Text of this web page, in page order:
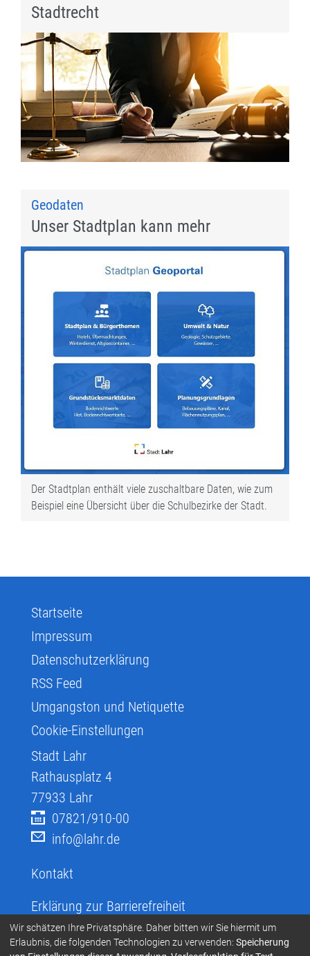
Stadtrecht
Geodaten
Unser Stadtplan kann mehr
Der Stadtplan enthält viele zuschaltbare Daten, wie zum
Beispiel eine Übersicht über die Schulbezirke der Stadt.
Startseite
Impressum
Datenschutzerklärung
RSS Feed
Umgangston und Netiquette
Cookie-Einstellungen
Stadt Lahr
Rathausplatz 4
77933 Lahr
07821/910-00
info@lahr.de
Kontakt
Erklärung zur Barrierefreiheit
Infos zur Barrierefreiheit
Wir schätzen Ihre Privatsphäre. Daher bitten wir Sie hiermit um
Erlaubnis, die folgenden Technologien zu verwenden: Speicherung